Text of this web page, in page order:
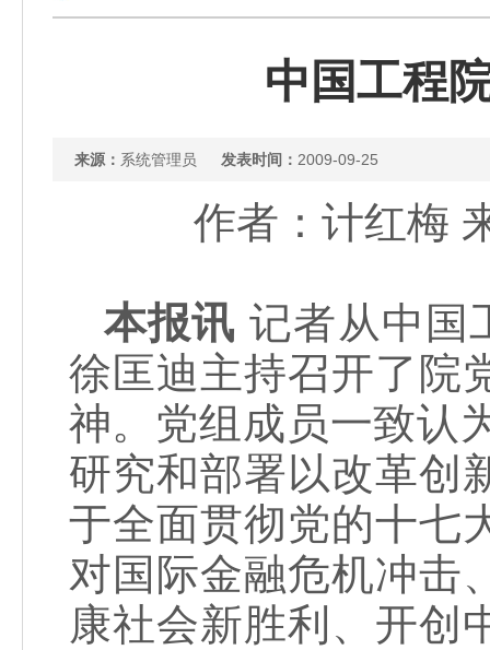
中国工程
来源： 系统管理员 发表时间： 2009-09-25
作者：计红梅
本报讯 记者从中国
徐匡迪主持召开了院
神。党组成员一致认
研究和部署以改革创
于全面贯彻党的十七
对国际金融危机冲击
康社会新胜利、开创